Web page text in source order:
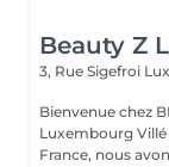
Beauty Z
3, Rue Sigefroi
Bienvenue chez
Luxembourg Villé Avec 20 ans d'expérience en Russie et en
France, nous